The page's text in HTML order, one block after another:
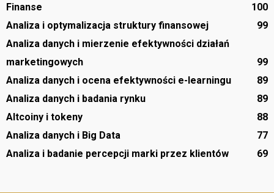
Finanse
100
Analiza i optymalizacja struktury finansowej
99
Analiza danych i mierzenie efektywności działań
marketingowych
99
Analiza danych i ocena efektywności e-learningu
89
Analiza danych i badania rynku
89
Altcoiny i tokeny
88
Analiza danych i Big Data
77
Analiza i badanie percepcji marki przez klientów
69